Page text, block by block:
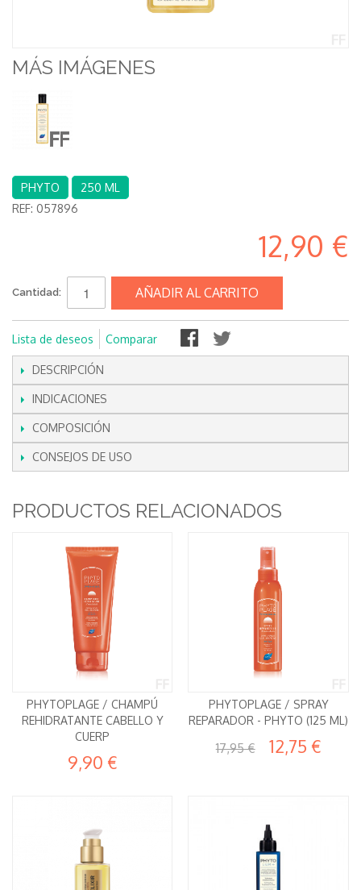
MÁS IMÁGENES
PHYTO
250 ML
REF: 057896
12,90 €
Cantidad: AÑADIR AL CARRITO
Lista de deseos Comparar
DESCRIPCIÓN
INDICACIONES
COMPOSICIÓN
CONSEJOS DE USO
PRODUCTOS RELACIONADOS
PHYTOPLAGE / CHAMPÚ
REHIDRATANTE CABELLO Y
CUERP
9,90 €
PHYTOPLAGE / SPRAY
REPARADOR - PHYTO (125 ML)
17,95 € 12,75 €